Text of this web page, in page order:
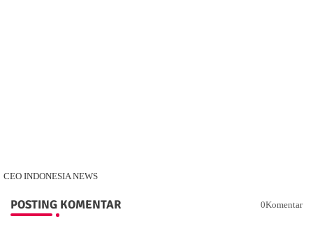
CEO INDONESIA NEWS
POSTING KOMENTAR 0Komentar